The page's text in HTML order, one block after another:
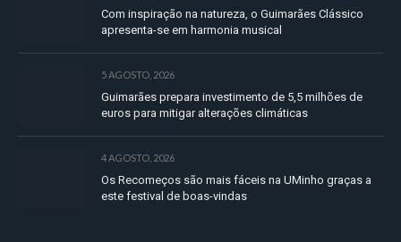
Com inspiração na natureza, o Guimarães Clássico
apresenta-se em harmonia musical
5 AGOSTO, 2026
Guimarães prepara investimento de 5,5 milhões de
euros para mitigar alterações climáticas
4 AGOSTO, 2026
Os Recomeços são mais fáceis na UMinho graças a
este festival de boas-vindas